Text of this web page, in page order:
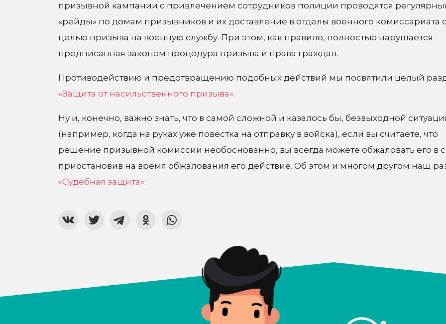
призывной кампании с привлечением сотрудников полиции проводятся
«рейды» по домам призывников и их доставление в отделы военного комиссариата с
целью призыва на военную службу. При этом, как правило, полностью нарушается
предписанная законом процедура призыва и права граждан.
Противодействию и предотвращению подобных действий мы посвятили целый
«Защита от насильственного призыва».
Ну и, конечно, важно знать, что в самой сложной и казалось бы, безвыходной
(например, когда на руках уже повестка на отправку в войска), если вы считаете, что
решение призывной комиссии необоснованно, вы всегда можете обжаловать его в
приостановив на время обжалования его действие. Об этом и многом другом наш
«Судебная защита».